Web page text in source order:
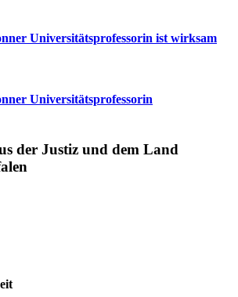
Universitätsprofessorin ist wirksam
Universitätsprofessorin
der Justiz und dem Land